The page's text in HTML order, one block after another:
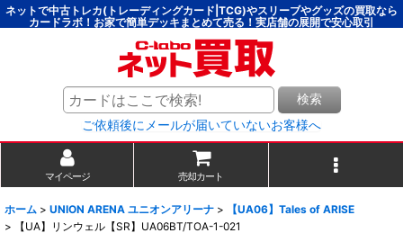
ネットで中古トレカ(トレーディングカード|TCG)やスリーブやグッズの買取なら
カードラボ！お家で簡単デッキまとめて売る！実店舗の展開で安心取引
検索
ご依頼後にメールが届いていないお客様へ
マイページ 売却カート
ホーム > UNION ARENA ユニオンアリーナ >
【UA06】Tales of ARISE
>
【UA】リンウェル【SR】UA06BT/TOA-1-021